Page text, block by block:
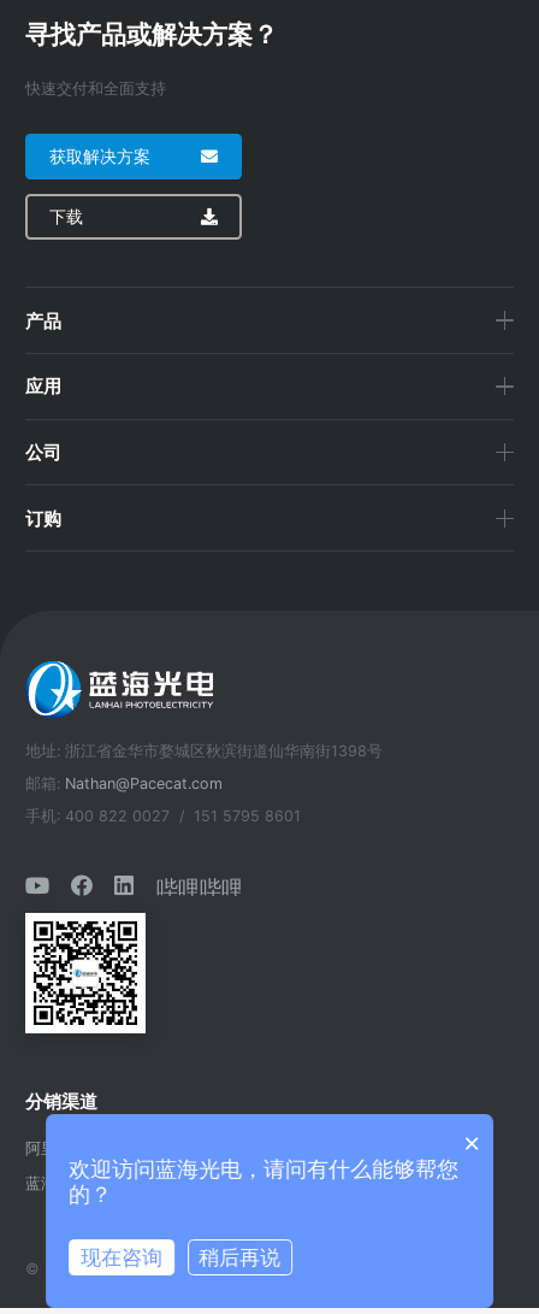
寻找产品或解决方案？
快速交付和全面支持
获取解决方案
下载
产品
应用
公司
订购
地址: 浙江省金华市婺城区秋滨街道仙华南街1398号
邮箱: Nathan@Pacecat.com
手机: 400 822 0027 / 151 5795 8601
哔哩哔哩
分销渠道
阿里巴巴官方
蓝海光电英文站
© 2024 金华蓝海光电科技有限公司 浙ICP备2023021089号-1
×
欢迎访问蓝海光电，请问有什么能够帮您
的？
现在咨询 稍后再说